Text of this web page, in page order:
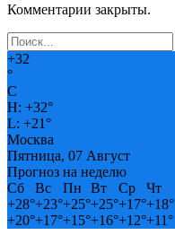
Комментарии закрыты.
+32
°
C
H: +32°
L: +21°
Москва
Пятница, 07 Август
Прогноз на неделю
Сб
Вс Пн Вт Ср
Чт
+28°+23°+25°+25°+17°+18°
+20°+17°+15°+16°+12°+11°